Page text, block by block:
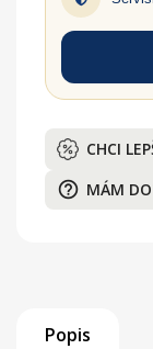
CHCI
help_outline MÁM
Popis